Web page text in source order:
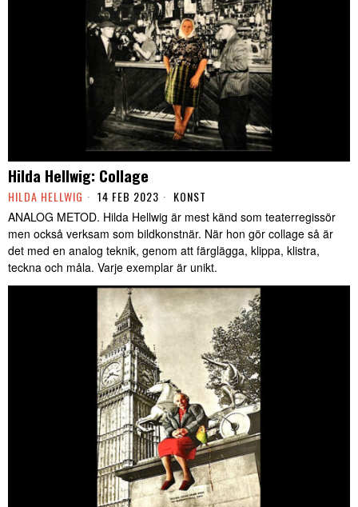
Hilda Hellwig: Collage
HILDA HELLWIG 14 FEB 2023 KONST
ANALOG METOD. Hilda Hellwig är mest känd som teaterregissör
men också verksam som bildkonstnär. När hon gör collage så är
det med en analog teknik, genom att färglägga, klippa, klistra,
teckna och måla. Varje exemplar är unikt.